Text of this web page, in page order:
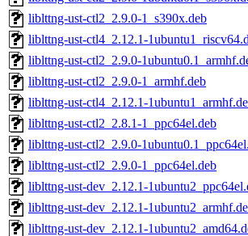
liblttng-ust-ctl2_2.9.0-1_s390x.deb
liblttng-ust-ctl4_2.12.1-
liblttng-ust-ctl2_2.9.0-
liblttng-ust-ctl2_2.9.0-1_armhf.deb
liblttng-ust-ctl4_2.12.1-
liblttng-ust-ctl2_2.8.1-1_ppc64el.deb
liblttng-ust-ctl2_2.9.0-
liblttng-ust-ctl2_2.9.0-1_ppc64el.deb
liblttng-ust-dev_2.12.1-
liblttng-ust-dev_2.12.1-
liblttng-ust-dev_2.12.1-